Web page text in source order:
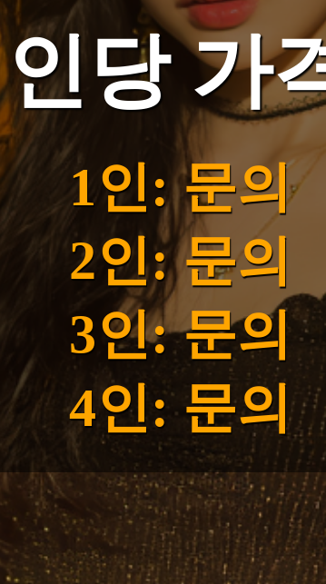
인당 가
1인: 문의
2인: 문의
3인: 문의
4인: 문의